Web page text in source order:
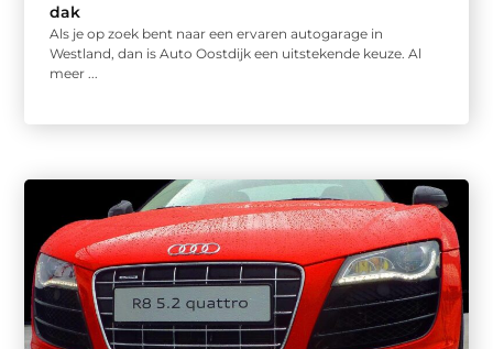
dak
Als je op zoek bent naar een ervaren autogarage in
Westland, dan is Auto Oostdijk een uitstekende keuze. Al
meer ...